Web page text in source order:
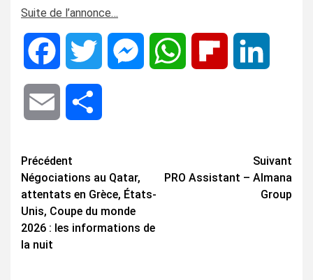
Suite de l’annonce…
Facebook Twitter MessengerWhatsApp Flipboard
Email
Navigation
d’article
Précédent
Négociations au Qatar,
attentats en Grèce, États-
Unis, Coupe du monde
2026 : les informations de
la nuit
Suivant
PRO Assistant – Almana
Group